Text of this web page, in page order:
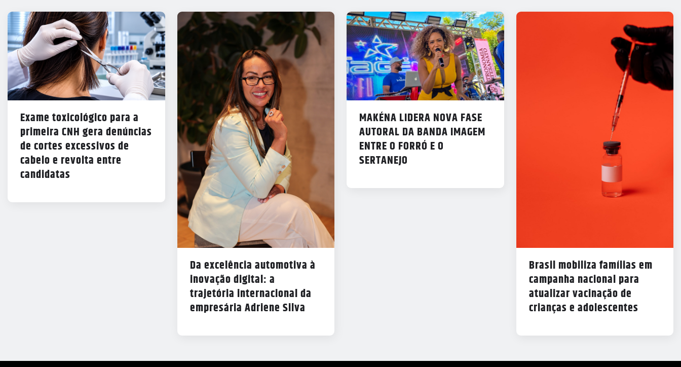
Exame toxicológico para a
primeira CNH gera denúncias
de cortes excessivos de
cabelo e revolta entre
candidatas
Da excelência automotiva à
inovação digital: a
trajetória internacional da
empresária Adriene Silva
MAKÉNA LIDERA NOVA FASE
AUTORAL DA BANDA IMAGEM
ENTRE O FORRÓ E O
SERTANEJO
Brasil mobiliza famílias em
campanha nacional para
atualizar vacinação de
crianças e adolescentes